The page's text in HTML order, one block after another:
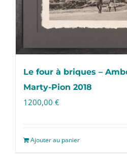
Le four à briques –
Marty-Pion 2018
1200,00 €
Ajouter au panier